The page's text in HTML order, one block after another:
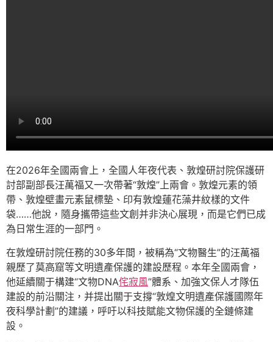
在2026年全國兩會上，全國人年夜代表、敦煌研討院保護研
討部副部長汪萬福又一次帶著“敦煌”上兩會。敦煌元素的領
帶、敦煌壁畫元素鼠標墊、印有敦煌蓮花藻井紋樣的文件
袋……他說，隨身攜帶這些文創并非決心展現，而是它們已成
為日常生涯的一部門。
在敦煌研討院任務的30多年間，被稱為“文物醫生”的汪萬福
親歷了莫高窟等文明遺產保護的建設歷程。本年全國兩會，
他延續關于構建“文物DNA侘寂風”體系、加強文保人才隊伍
建設的前沿關注，并提出關于支撐“敦煌文明遺產保護國際年
夜科學計劃”的建議，呼吁以科技賦能文物保護的全鏈條建
設。